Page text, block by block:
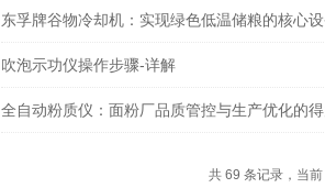
东孚牌谷物冷却机：实现绿色低温储粮的核心
吹泡示功仪操作步骤-详解
全自动粉质仪：面粉厂品质管控与生产优化的
共 69 条记录，当